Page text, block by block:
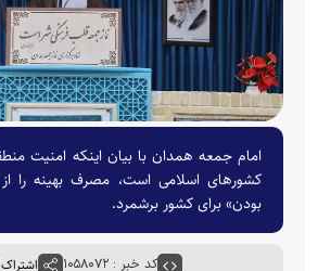
امام جمعه همدان با بیان اینکه امنیت
کشور‌های اسلامی است، مصرف بهینه را
بودن» برای کشور برشمرد.
کد خبر : ۱۰۵۸۰۷۲